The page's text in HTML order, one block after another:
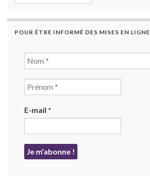
POUR ÊTRE INFORMÉ DES MISES EN LIGNE
E-mail *